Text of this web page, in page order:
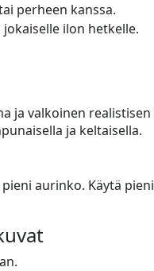
perheen kanssa.
ilon hetkelle.
ja valkoinen
ja keltaisella.
aurinko. Käytä